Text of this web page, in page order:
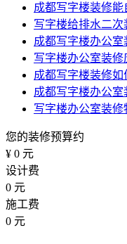
成都写字楼装修能
写字楼给排水二次
成都写字楼办公
写字楼办公室装修
成都写字楼装修如
成都写字楼办公室
写字楼办公室装修
您的装修预算约
¥ 0 元
设计费
0 元
施工费
0 元